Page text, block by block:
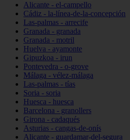
Alicante - el-campello
Cádiz - la-línea-de-la-concepción
Las-palmas - arrecife
Granada - granada
Granada - motril
Huelva - ayamonte
Gipuzkoa - irun
Pontevedra - o-grove
Málaga - vélez-málaga
Las-palmas - tías
Soria - soria
Huesca - huesca
Barcelona - granollers
Girona - cadaqués
Asturias - cangas-de-onís
Alicante - guardamar-del-segura